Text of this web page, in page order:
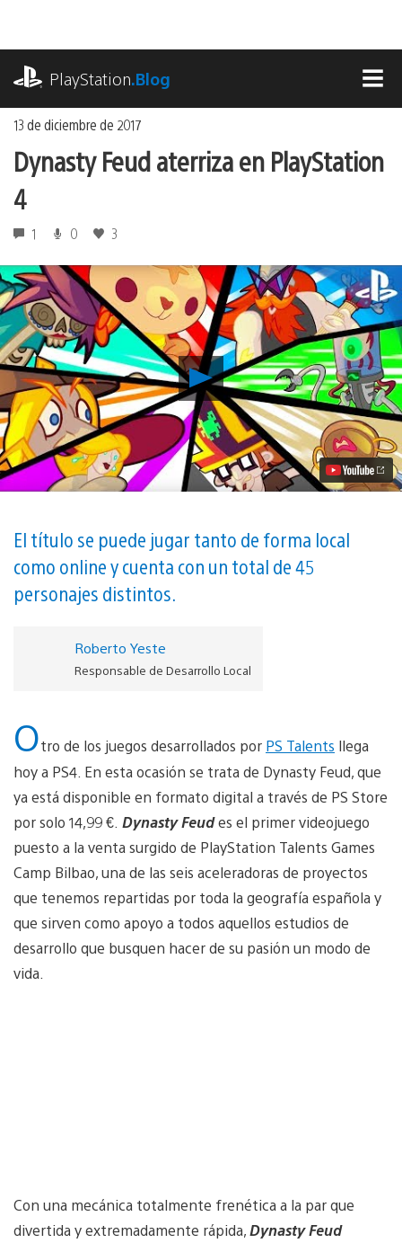
contenido
PlayStation.Blog
13 de diciembre de 2017
Dynasty Feud aterriza en PlayStation
4
1 0 3
Reproducir
Dynasty
Feud
aterriza
en
PlayStation
4
vídeo
El título se puede jugar tanto de forma local
como online y cuenta con un total de 45
personajes distintos.
Roberto Yeste
Responsable de Desarrollo Local
Otro de los juegos desarrollados por PS Talents llega
hoy a PS4. En esta ocasión se trata de Dynasty Feud, que
ya está disponible en formato digital a través de PS Store
por solo 14,99 €. Dynasty Feudes el primer videojuego
puesto a la venta surgido de PlayStation Talents Games
Camp Bilbao, una de las seis aceleradoras de proyectos
que tenemos repartidas por toda la geografía española y
que sirven como apoyo a todos aquellos estudios de
desarrollo que busquen hacer de su pasión un modo de
vida.
Con una mecánica totalmente frenética a la par que
divertida y extremadamente rápida,Dynasty Feud